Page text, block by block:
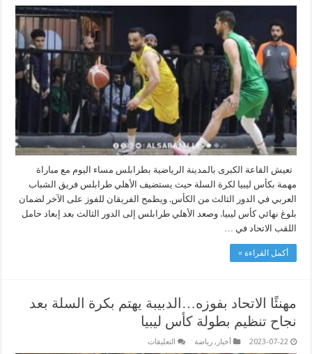
والشباب
في
مواجهة
حاسمة
نحو
نهائي
كأس
ليبيا
مغلقة
تعيش القاعة الكبرى بالمدينة الرياضية بطرابلس مساء اليوم مع مباراة
مهمة بكأس ليبيا لكرة السلة حيث يستضيف الأهلي طرابلس فريق الشباب
العربي في الدور الثالث من الكأس. ويطمح الفريقان للفوز على الآخر لضمان
بلوغ نهائي كأس ليبيا. وصعد الأهلي طرابلس إلى الدور الثالث بعد إبعاد حامل
اللقب الاتحاد في …
أكمل القراءة »
مهنئًا الاتحاد بفوزه…الدبيبة يهتم بكرة السلة بعد
نجاح تنظيم بطولة كأس ليبيا
2023-07-22 أخبار ,رياضة التعليقات